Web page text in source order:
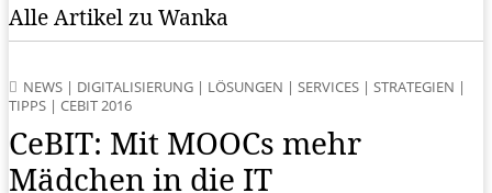
Alle Artikel zu Wanka
NEWS | DIGITALISIERUNG | LÖSUNGEN | SERVICES | STRATEGIEN |
TIPPS | CEBIT 2016
CeBIT: Mit MOOCs mehr
Mädchen in die IT